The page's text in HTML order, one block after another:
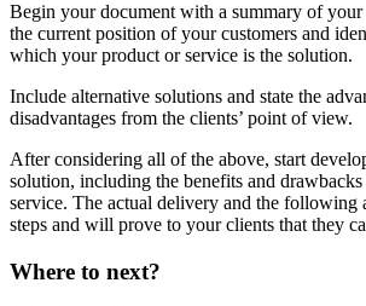
Begin your document with a summary of your
the current position of your customers and
which your product or service is the solution.
Include alternative solutions and state the
disadvantages from the clients’ point of view.
After considering all of the above, start
solution, including the benefits and
service. The actual delivery and the following
steps and will prove to your clients that they
Where to next?